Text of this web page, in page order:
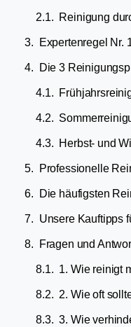
Die 3
Die häufigsten
Unsere Kauftipps
Fragen und
1. Wie reinigt
2. Wie oft